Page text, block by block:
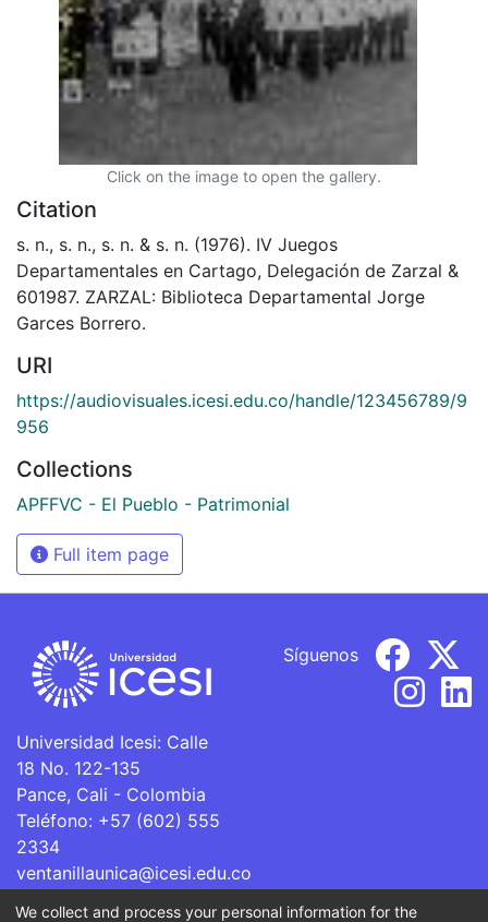
Click on the image to open the gallery.
Citation
s. n., s. n., s. n. & s. n. (1976). IV Juegos
Departamentales en Cartago, Delegación de Zarzal &
601987. ZARZAL: Biblioteca Departamental Jorge
Garces Borrero.
URI
https://audiovisuales.icesi.edu.co/handle/123456789/9
956
Collections
APFFVC - El Pueblo - Patrimonial
Full item page
Universidad Icesi: Calle
18 No. 122-135
Pance, Cali - Colombia
Teléfono: +57 (602) 555
2334
ventanillaunica@icesi.edu.co
Síguenos
We collect and process your personal information for the